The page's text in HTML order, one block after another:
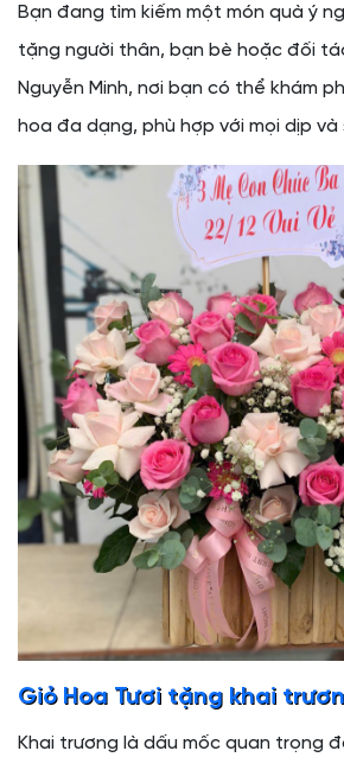
Bạn đang tìm kiếm một món quà ý
tặng người thân, bạn bè hoặc đối
Nguyễn Minh, nơi bạn có thể khám
hoa đa dạng, phù hợp với mọi dịp và
Giỏ Hoa Tươi tặng khai
Khai trương là dấu mốc quan trọng